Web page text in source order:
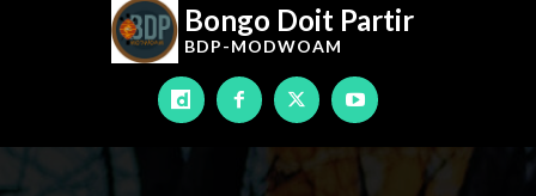
Bongo Doit Partir
BDP-MODWOAM